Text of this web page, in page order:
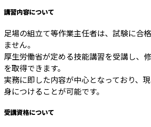
講習内容について
足場の組立て等作業主任者は、試験に合
ません。
厚生労働省が定める技能講習を受講し、
を取得できます。
実務に即した内容が中心となっており、
身につけることが可能です。
受講資格について